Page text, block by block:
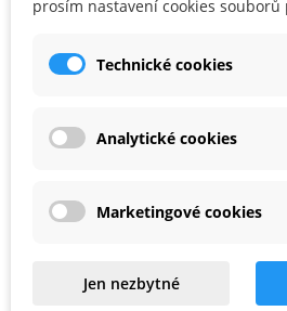
Chytré A Kreativní Hračky
79,59 Kč
1 2 3
prosím nastavení cookies
Technické cookies
Analytické cookies
Marketingové cookies
Jen nezbytné